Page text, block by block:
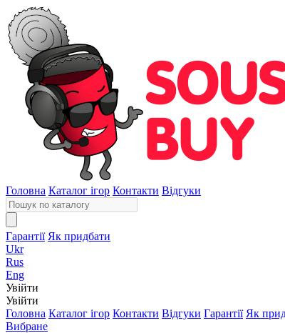
Головна Каталог ігор Контакти Відгуки
Гарантії Як придбати
Ukr
Rus
Eng
Увійти
Увійти
Головна Каталог ігор Контакти Відгуки Гарантії Як
Вибране